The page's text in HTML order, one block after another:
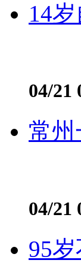
14
04/21
常
04/21
95